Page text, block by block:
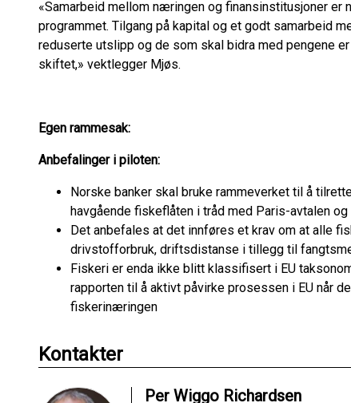
«Samarbeid mellom næringen og finansinstitusjoner er
programmet. Tilgang på kapital og et godt samarbeid
reduserte utslipp og de som skal bidra med pengene
skiftet,» vektlegger Mjøs.
Egen rammesak:
Anbefalinger i piloten:
Norske banker skal bruke rammeverket til å
havgående fiskeflåten i tråd med Paris-avtalen
Det anbefales at det innføres et krav om at alle
drivstofforbruk, driftsdistanse i tillegg til
Fiskeri er enda ikke blitt klassifisert i EU
rapporten til å aktivt påvirke prosessen i EU når
fiskerinæringen
Kontakter
Per Wiggo Richardsen